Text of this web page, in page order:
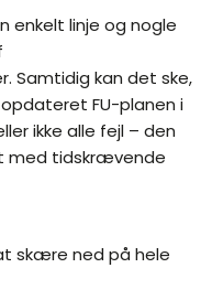
enkelt linje og nogle
Samtidig kan det ske,
FU-planen i
ikke alle fejl – den
med tidskrævende
skære ned på hele